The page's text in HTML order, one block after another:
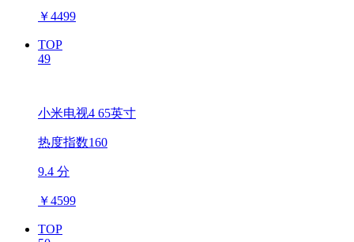
￥4499
TOP
49
小米电视4 65英寸
热度指数160
9.4 分
￥4599
TOP